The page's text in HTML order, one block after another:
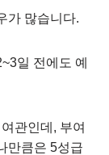
가 많습니다.
일 전에도 예
관인데, 부여
만큼은 5성급